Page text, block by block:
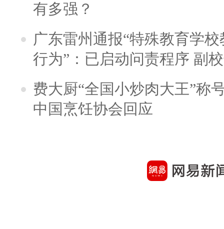
有多强？
广东雷州通报“特殊教育学
行为”：已启动问责程序 副
费大厨“全国小炒肉大王”称
中国烹饪协会回应